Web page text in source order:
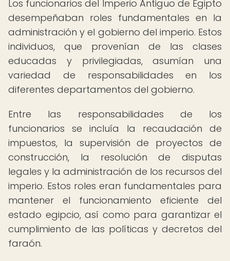
Los funcionarios del Imperio Antiguo de Egipto
desempeñaban roles fundamentales en la
administración y el gobierno del imperio. Estos
individuos, que provenían de las clases
educadas y privilegiadas, asumían una
variedad de responsabilidades en los
diferentes departamentos del gobierno.
Entre las responsabilidades de los
funcionarios se incluía la recaudación de
impuestos, la supervisión de proyectos de
construcción, la resolución de disputas
legales y la administración de los recursos del
imperio. Estos roles eran fundamentales para
mantener el funcionamiento eficiente del
estado egipcio, así como para garantizar el
cumplimiento de las políticas y decretos del
faraón.